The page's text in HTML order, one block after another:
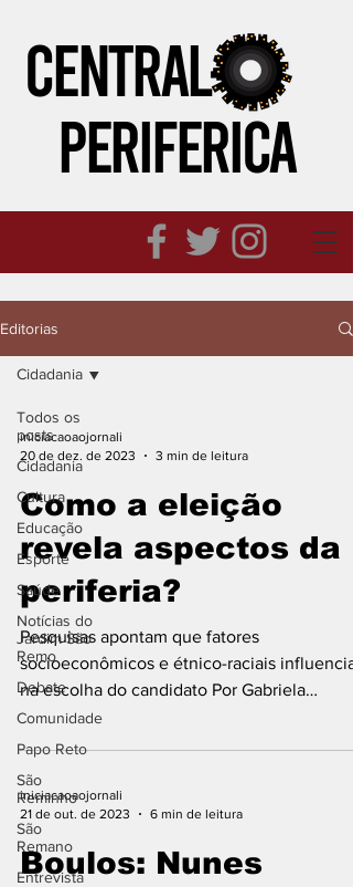
CENTRAL
PERIFeRICA
Editorias
Todos os
posts
Cidadania
Cultura
Educação
Esporte
Saúde
Notícias do
Jardim São
Remo
Debate
Comunidade
Papo Reto
São
Reminho
São
Remano
Entrevista
Cidadania
iniciacaoaojornali
20 de dez. de 2023
3 min de leitura
Como a eleição
revela aspectos da
periferia?
Pesquisas apontam que fatores
socioeconômicos e étnico-raciais
na escolha do candidato Por Gabriela
Barbosa, Julia Martins,...
iniciacaoaojornali
21 de out. de 2023
6 min de leitura
Boulos: Nunes